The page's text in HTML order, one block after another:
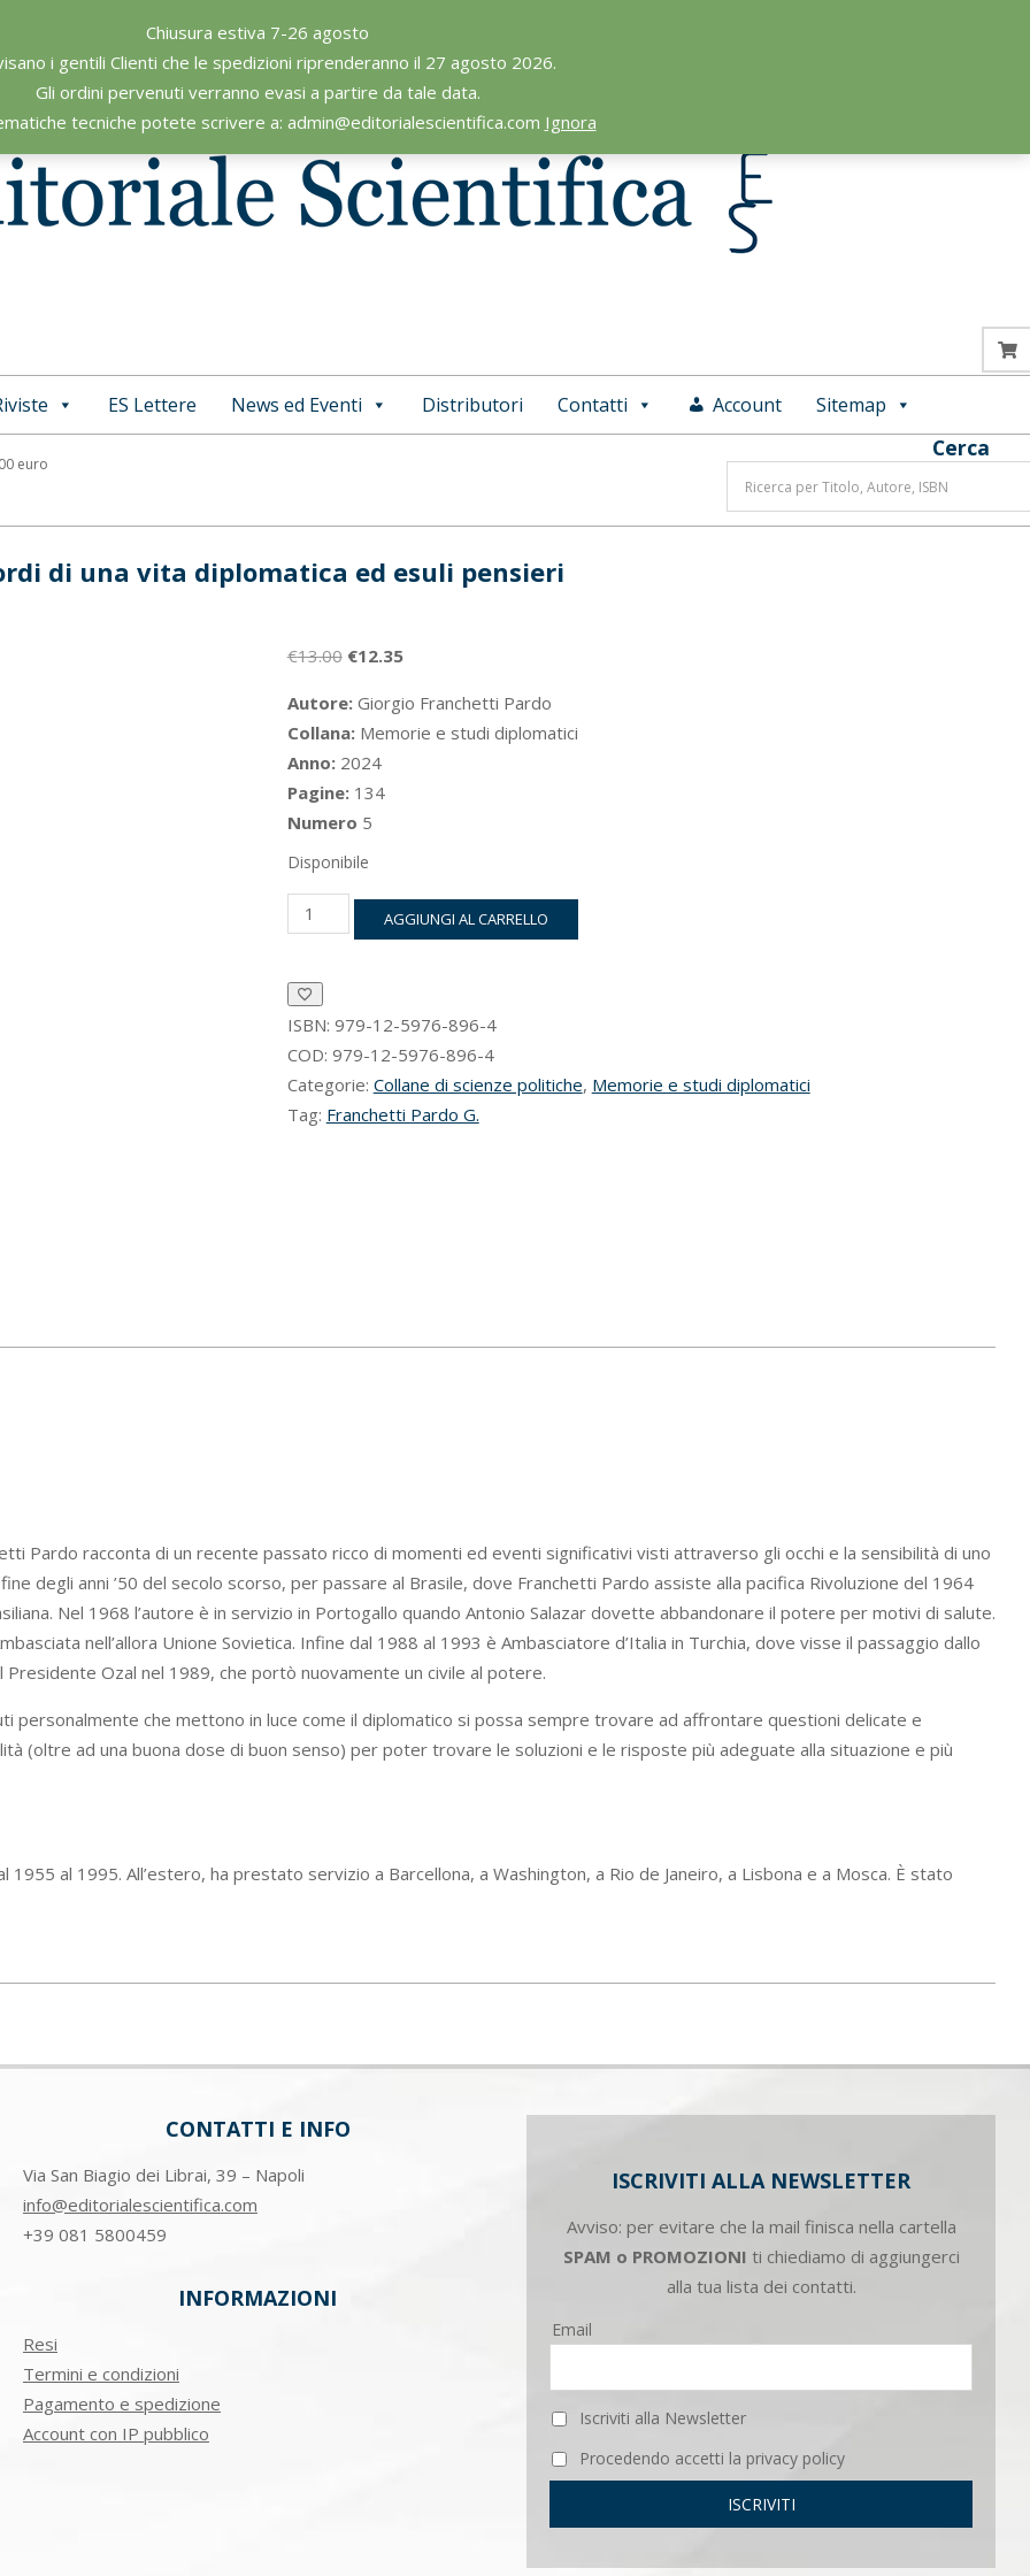
Chiusura estiva 7-26 agosto
i gentili Clienti che le spedizioni riprenderanno il 27 agosto 2026.
Gli ordini pervenuti verranno evasi a partire da tale data.
tecniche potete scrivere a: admin@editorialescientifica.com Ignora
Primary
ES Lettere News ed Eventi Distributori Contatti Account Sitemap
euro
Cerca
di una vita diplomatica ed esuli pensieri
€13.00 Il
originale
era:
€13.00.
€12.35Il
attuale
è:
Autore: Giorgio Franchetti Pardo
Collana: Memorie e studi diplomatici
Anno: 2024
Pagine:134
Numero 5
Disponibile
Ricordi
di
diplomatica
ed
esuli
quantità
AGGIUNGI AL CARRELLO
ISBN: 979-12-5976-896-4
COD: 979-12-5976-896-4
Categorie: Collane di scienze politiche, Memorie e studi diplomatici
Tag: Franchetti Pardo G.
Pardo racconta di un recente passato ricco di momenti ed eventi significativi visti attraverso gli occhi e la sensibilità di uno
degli anni ’50 del secolo scorso, per passare al Brasile, dove Franchetti Pardo assiste alla pacifica Rivoluzione del 1964
Nel 1968 l’autore è in servizio in Portogallo quando Antonio Salazar dovette abbandonare il potere per motivi di salute.
nell’allora Unione Sovietica. Infine dal 1988 al 1993 è Ambasciatore d’Italia in Turchia, dove visse il passaggio dallo
Ozal nel 1989, che portò nuovamente un civile al potere.
che mettono in luce come il diplomatico si possa sempre trovare ad affrontare questioni delicate e
(oltre ad una buona dose di buon senso) per poter trovare le soluzioni e le risposte più adeguate alla situazione e più
al 1995. All’estero, ha prestato servizio a Barcellona, a Washington, a Rio de Janeiro, a Lisbona e a Mosca. È stato
CONTATTI E INFO
Via San Biagio dei Librai, 39 – Napoli
info@editorialescientifica.com
+39 081 5800459
INFORMAZIONI
Resi
Termini e condizioni
Pagamento e spedizione
Account con IP pubblico
ISCRIVITI ALLA NEWSLETTER
Avviso: per evitare che la mail finisca nella cartella
SPAM o PROMOZIONI ti chiediamo di aggiungerci
alla tua lista dei contatti.
Email
Iscriviti alla Newsletter
Procedendo accetti la privacy policy